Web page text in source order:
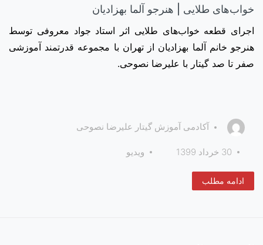
خواب‌های طلایی | هنرجو آلما بهزادیان
اجرای قطعه خواب‌های طلایی اثر استاد جواد معروفی توسط
هنرجو خانم آلما بهزادیان از تهران با مجموعه قدرتمند آموزشی
صفر تا صد گیتار با علیرضا نصوحی.
آکادمی آموزش گیتار علیرضا نصوحی
30 خرداد 1399 ویدیو
ادامه مطلب